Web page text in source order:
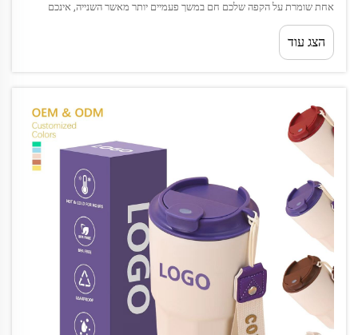
אחת שומרת על הקפה שלכם חם במשך פעמיים יותר מאשר השנייה, אינכם
מדמיינים. ביצועי הבידוד אכן משתנים מאחד לכוס בקיבולת 30 אונקיות הבא...
הצג עוד